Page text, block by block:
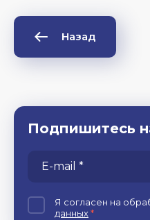
Назад
Подпишитесь
Я согласен на
данных*